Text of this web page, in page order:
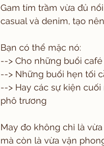
Gam tím trầm vừa đủ
casual và denim, tạo
Bạn có thể mặc nó:
--> Cho những buổi
--> Những buổi hẹn tối
--> Hay các sự kiện
phô trương
May đo không chỉ là
mà còn là vừa vặn